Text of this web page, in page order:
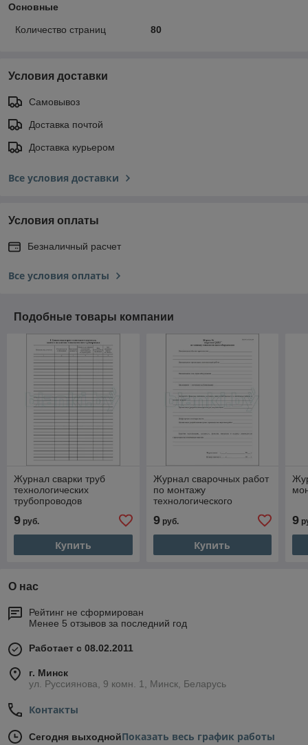
Основные
Количество страниц 80
Условия доставки
Самовывоз
Доставка почтой
Доставка курьером
Все условия доставки
Условия оплаты
Безналичный расчет
Все условия оплаты
Подобные товары компании
Журнал сварки труб
технологических
трубопроводов
9 руб.
Купить
Журнал сварочных работ
по монтажу
технологического
9руб.
Купить
9
О нас
Рейтинг не сформирован
Менее 5 отзывов за последний год
Работает с 08.02.2011
г. Минск
ул. Руссиянова, 9 комн. 1, Минск, Беларусь
Контакты
Сегодня выходнойПоказать весь график работы